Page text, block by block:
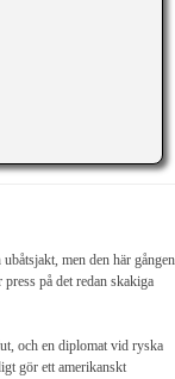
men den här gången
på det redan skakiga
och en diplomat vid ryska
gör ett amerikanskt